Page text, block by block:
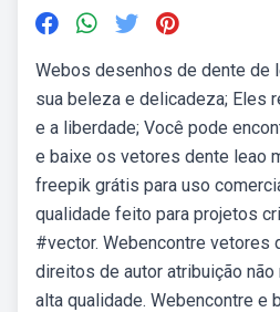
Webos desenhos de dente de
sua beleza e delicadeza; Eles
e a liberdade; Você pode
e baixe os vetores dente leao
freepik grátis para uso
qualidade feito para projetos
#vector. Webencontre vetores
direitos de autor atribuição
alta qualidade. Webencontre e